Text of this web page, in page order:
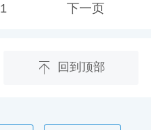
1 下一页
回到顶部